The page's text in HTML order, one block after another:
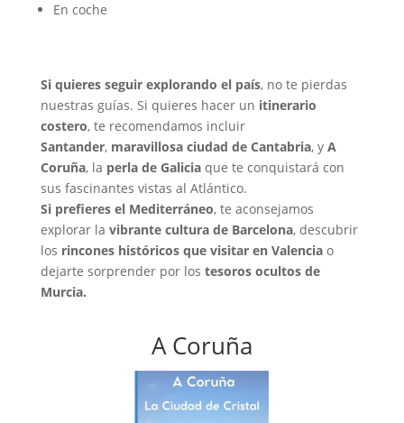
En coche
Si quieres seguir explorando el país, no te pierdas
nuestras guías. Si quieres hacer un itinerario
costero, te recomendamos incluir
Santander,maravillosa ciudad de Cantabria, y A
Coruña, la perla de Galiciaque te conquistará con
sus fascinantes vistas al Atlántico.
Si prefieres el Mediterráneo, te aconsejamos
explorar la vibrante cultura de Barcelona, descubrir
los rincones históricos que visitar en Valenciao
dejarte sorprender por los tesoros ocultos de
Murcia.
A Coruña